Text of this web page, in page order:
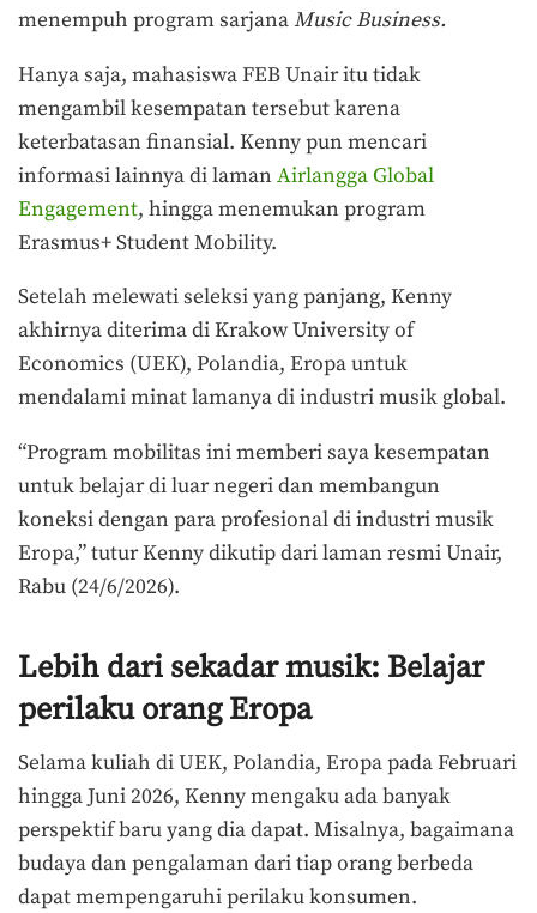
menempuh program sarjanaMusic Business.
Hanya saja, mahasiswa FEB Unair itu tidak
mengambil kesempatan tersebut karena
keterbatasan finansial. Kenny pun mencari
informasi lainnya di laman Airlangga Global
Engagement, hingga menemukan program
Erasmus+ Student Mobility.
Setelah melewati seleksi yang panjang, Kenny
akhirnya diterima di Krakow University of
Economics (UEK), Polandia, Eropa untuk
mendalami minat lamanya di industri musik global.
“Program mobilitas ini memberi saya kesempatan
untuk belajar di luar negeri dan membangun
koneksi dengan para profesional di industri musik
Eropa,” tutur Kenny dikutip dari laman resmi Unair,
Rabu (24/6/2026).
Lebih dari sekadar musik: Belajar
perilaku orang Eropa
Selama kuliah di UEK, Polandia, Eropa pada Februari
hingga Juni 2026, Kenny mengaku ada banyak
perspektif baru yang dia dapat. Misalnya, bagaimana
budaya dan pengalaman dari tiap orang berbeda
dapat mempengaruhi perilaku konsumen.